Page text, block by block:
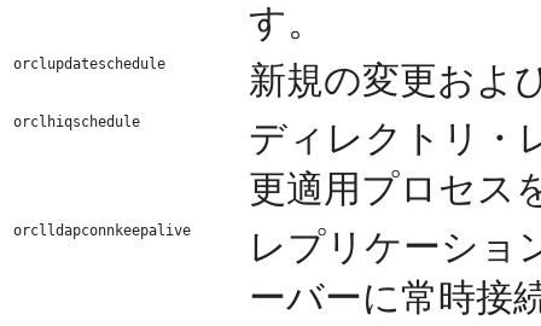
す。
orclupdateschedule 新規の変更およ
orclhiqschedule
ディレクトリ・
更適用プロセス
orclldapconnkeepalive
レプリケーショ
ーバーに常時接